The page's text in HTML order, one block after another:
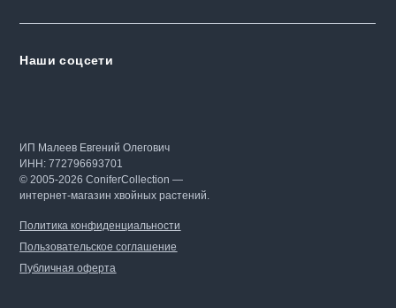
Наши соцсети
ИП Малеев Евгений Олегович
ИНН: 772796693701
© 2005-2026 ConiferCollection —
интернет-магазин хвойных растений.
Политика конфиденциальности
Пользовательское соглашение
Публичная оферта